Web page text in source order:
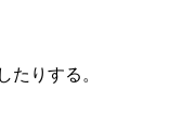
たりする。